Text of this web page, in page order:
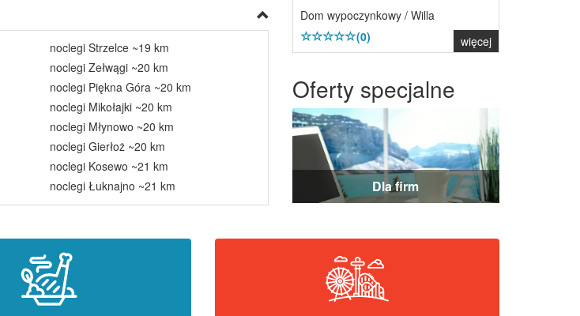
noclegi Strzelce ~19 km
noclegi Zełwągi ~20 km
noclegi Piękna Góra ~20 km
noclegi Mikołajki ~20 km
noclegi Młynowo ~20 km
noclegi Gierłoż ~20 km
noclegi Kosewo ~21 km
noclegi Łuknajno ~21 km
Dom wypoczynkowy / Willa
(0)
więcej
Oferty specjalne
Dla firm